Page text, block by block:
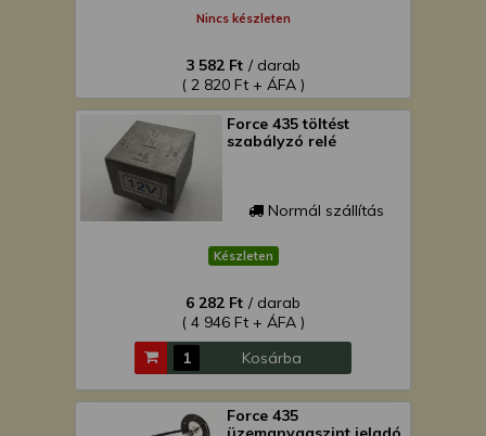
Nincs készleten
3 582 Ft / darab
( 2 820 Ft + ÁFA )
Force 435 töltést
szabályzó relé
Normál szállítás
Készleten
6 282 Ft / darab
( 4 946 Ft + ÁFA )
Kosárba
Force 435